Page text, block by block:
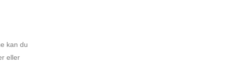
kan du
eller